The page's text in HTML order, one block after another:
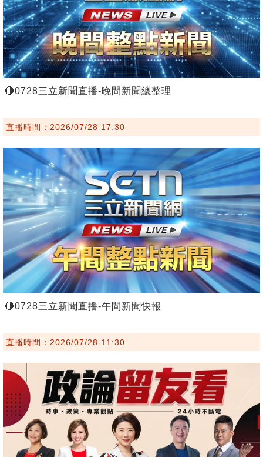
🔴0728三立新聞直播-晚間新聞總整理
直播時間：2026/07/28 17:30
🔴0728三立新聞直播-午間新聞快報
直播時間：2026/07/28 11:30